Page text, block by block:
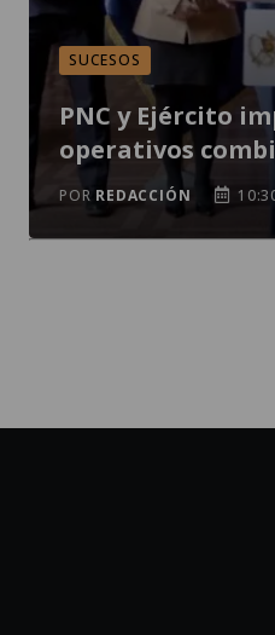
SUCESOS
PNC y Ejército
operativos
POR REDACCIÓN